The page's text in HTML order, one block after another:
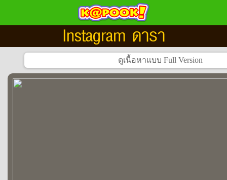
Instagram ดารา